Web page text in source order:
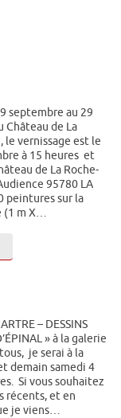
septembre au 29
Château de La
le vernissage est le
à 15 heures et
de La Roche-
95780 LA
peintures sur la
m X…
– DESSINS
» à la galerie
je serai à la
demain samedi 4
Si vous souhaitez
récents, et en
je viens…